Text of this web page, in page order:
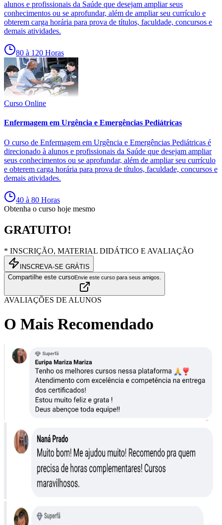
alunos e profissionais da Saúde que desejam ampliar seus
conhecimentos ou se aprofundar, além de ampliar seu currículo e
obterem carga horária para prova de títulos, faculdade, concursos e
demais atividades.
80 à 120 Horas
Curso Online
Enfermagem em Urgência e Emergências Pediátricas
O curso de Enfermagem em Urgência e Emergências Pediátricas é
direcionado à alunos e profissionais da Saúde que desejam ampliar
seus conhecimentos ou se aprofundar, além de ampliar seu currículo
e obterem carga horária para prova de títulos, faculdade, concursos e
demais atividades.
40 à 80 Horas
Obtenha o curso hoje mesmo
GRATUITO!
* INSCRIÇÃO, MATERIAL DIDÁTICO E AVALIAÇÃO
INSCREVA-SE GRÁTIS
Compartilhe este cursoEnvie este curso para seus amigos.
AVALIAÇÕES DE ALUNOS
O Mais Recomendado